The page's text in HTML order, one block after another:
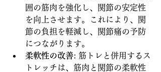
囲の筋肉を強化し、関節の安定性
を向上させます。これにより、関
節の負担を軽減し、関節痛の予防
につながります。
柔軟性の改善: 筋トレと併用するス
トレッチは、筋肉と関節の柔軟性